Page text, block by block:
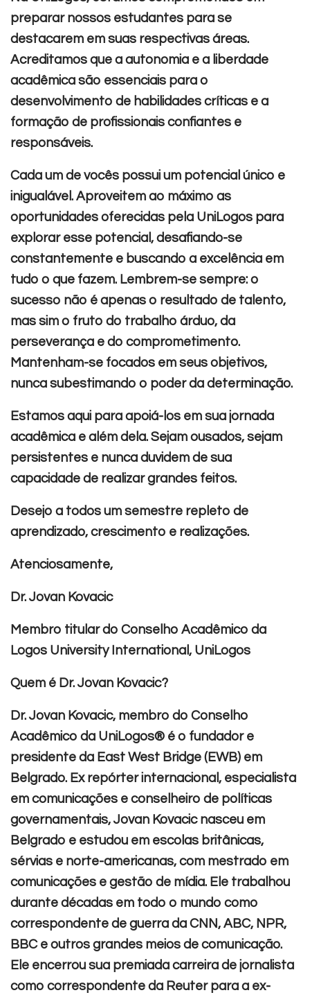
preparar nossos estudantes para se
destacarem em suas respectivas áreas.
Acreditamos que a autonomia e a liberdade
acadêmica são essenciais para o
desenvolvimento de habilidades críticas e a
formação de profissionais confiantes e
responsáveis.
Cada um de vocês possui um potencial único e
inigualável. Aproveitem ao máximo as
oportunidades oferecidas pela UniLogos para
explorar esse potencial, desafiando-se
constantemente e buscando a excelência em
tudo o que fazem. Lembrem-se sempre: o
sucesso não é apenas o resultado de talento,
mas sim o fruto do trabalho árduo, da
perseverança e do comprometimento.
Mantenham-se focados em seus objetivos,
nunca subestimando o poder da determinação.
Estamos aqui para apoiá-los em sua jornada
acadêmica e além dela. Sejam ousados, sejam
persistentes e nunca duvidem de sua
capacidade de realizar grandes feitos.
Desejo a todos um semestre repleto de
aprendizado, crescimento e realizações.
Atenciosamente,
Dr. Jovan Kovacic
Membro titular do Conselho Acadêmico da
Logos University International, UniLogos
Quem é Dr. Jovan Kovacic?
Dr. Jovan Kovacic, membro do Conselho
Acadêmico da UniLogos® é o fundador e
presidente da East West Bridge (EWB) em
Belgrado. Ex repórter internacional, especialista
em comunicações e conselheiro de políticas
governamentais, Jovan Kovacic nasceu em
Belgrado e estudou em escolas britânicas,
sérvias e norte-americanas, com mestrado em
comunicações e gestão de mídia. Ele trabalhou
durante décadas em todo o mundo como
correspondente de guerra da CNN, ABC, NPR,
BBC e outros grandes meios de comunicação.
Ele encerrou sua premiada carreira de jornalista
como correspondente da Reuter para a ex-